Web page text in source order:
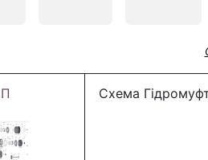
Схема